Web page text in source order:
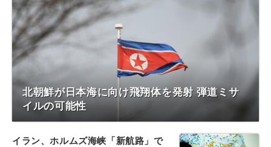
北朝鮮が日本海に向け飛翔体を発射 弾道ミサ
イルの可能性
イラン、ホルムズ海峡「新航路」で